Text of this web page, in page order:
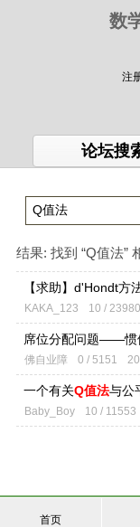
数
注
论坛搜
结果: 找到 “Q值法”
【求助】d'Hondt方
KAKA_123 10 / 23980
席位分配问题——惯
佛自业障 0 / 5151
一个有关Q值法与公
Baby_Boy 10 / 11553
首页